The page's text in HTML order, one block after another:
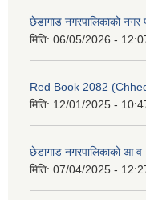
छेडागाड नगरपालिकाको नगर
मिति: 06/05/2026 -
Red Book 2082
मिति: 12/01/2025 -
छेडागाड नगरपालिकाको आ
मिति: 07/04/2025 -